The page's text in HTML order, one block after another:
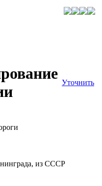
Уточнить
из СССР